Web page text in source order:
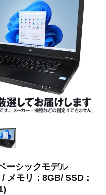
ーシックモデル
メモリ：8GB/ SSD：